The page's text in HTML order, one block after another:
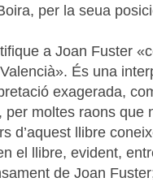
per la seua
a Joan Fuster
És una
exagerada,
per moltes raons que
d’aquest llibre
el llibre, evident,
de Joan